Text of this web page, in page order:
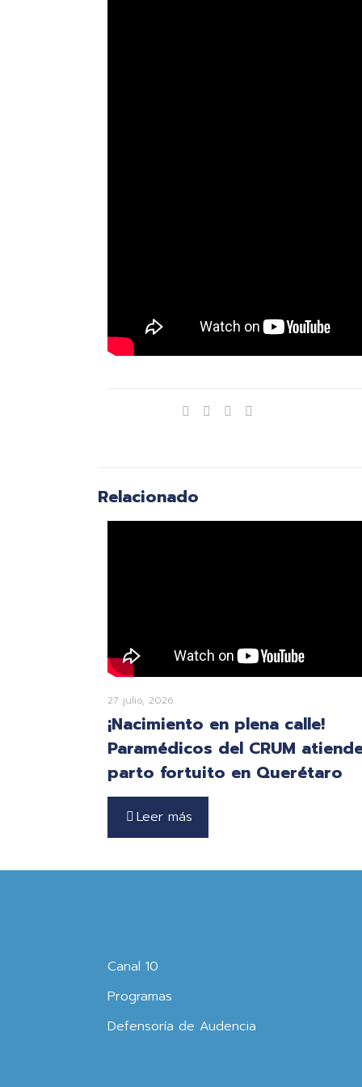
Relacionado
27 julio, 2026
¡Nacimiento en plena calle!
Paramédicos del CRUM
parto fortuito en Querétaro
Leer más
Canal 10
Programas
Defensoría de Audencia